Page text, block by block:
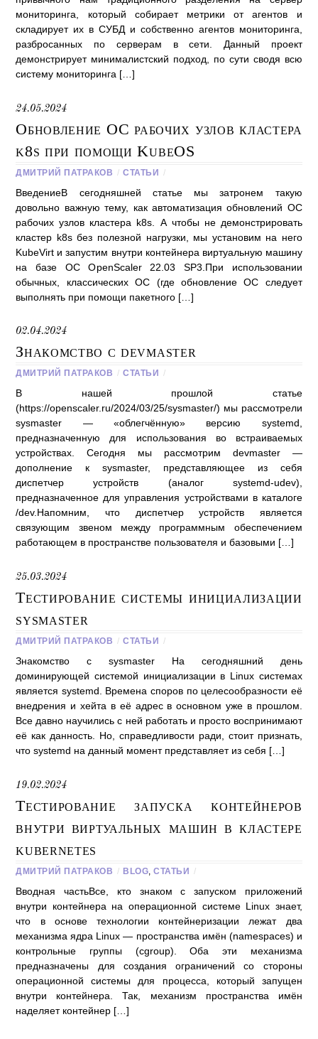
мониторинга, который собирает метрики от агентов и
складирует их в СУБД и собственно агентов мониторинга,
разбросанных по серверам в сети. Данный проект
демонстрирует минималистский подход, по сути сводя всю
систему мониторинга […]
24.05.2024
Обновление ОС рабочих узлов кластера
k8s при помощи KubeOS
ДМИТРИЙ ПАТРАКОВ / СТАТЬИ /
ВведениеВ сегодняшней статье мы затронем такую
довольно важную тему, как автоматизация обновлений ОС
рабочих узлов кластера k8s. А чтобы не демонстрировать
кластер k8s без полезной нагрузки, мы установим на него
KubeVirt и запустим внутри контейнера виртуальную машину
на базе ОС OpenScaler 22.03 SP3.При использовании
обычных, классических ОС (где обновление ОС следует
выполнять при помощи пакетного […]
02.04.2024
Знакомство с devmaster
ДМИТРИЙ ПАТРАКОВ / СТАТЬИ /
В нашей прошлой статье
(https://openscaler.ru/2024/03/25/sysmaster/) мы рассмотрели
sysmaster — «облегчённую» версию systemd,
предназначенную для использования во встраиваемых
устройствах. Сегодня мы рассмотрим devmaster —
дополнение к sysmaster, представляющее из себя
диспетчер устройств (аналог systemd-udev),
предназначенное для управления устройствами в каталоге
/dev.Напомним, что диспетчер устройств является
связующим звеном между программным обеспечением
работающем в пространстве пользователя и базовыми […]
25.03.2024
Тестирование системы инициализации
sysmaster
ДМИТРИЙ ПАТРАКОВ / СТАТЬИ /
Знакомство с sysmaster На сегодняшний день
доминирующей системой инициализации в Linux системах
является systemd. Времена споров по целесообразности её
внедрения и хейта в её адрес в основном уже в прошлом.
Все давно научились с ней работать и просто воспринимают
её как данность. Но, справедливости ради, стоит признать,
что systemd на данный момент представляет из себя […]
19.02.2024
Тестирование запуска контейнеров
внутри виртуальных машин в кластере
kubernetes
ДМИТРИЙ ПАТРАКОВ / BLOG,СТАТЬИ /
Вводная частьВсе, кто знаком с запуском приложений
внутри контейнера на операционной системе Linux знает,
что в основе технологии контейнеризации лежат два
механизма ядра Linux — пространства имён (namespaces) и
контрольные группы (cgroup). Оба эти механизма
предназначены для создания ограничений со стороны
операционной системы для процесса, который запущен
внутри контейнера. Так, механизм пространства имён
наделяет контейнер […]